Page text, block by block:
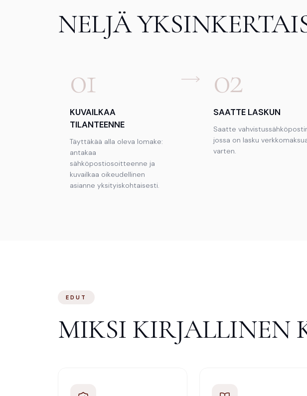
NELJÄ
01
KUVAILKAA
TILANTEENNE
Täyttäkää alla oleva lomake:
antakaa
sähköpostiosoitteenne ja
kuvailkaa oikeudellinen
asianne yksityiskohtaisesti.
02
SAATTE LASKUN
Saatte
jossa on lasku
varten.
EDUT
MIKSI KIRJALLINEN